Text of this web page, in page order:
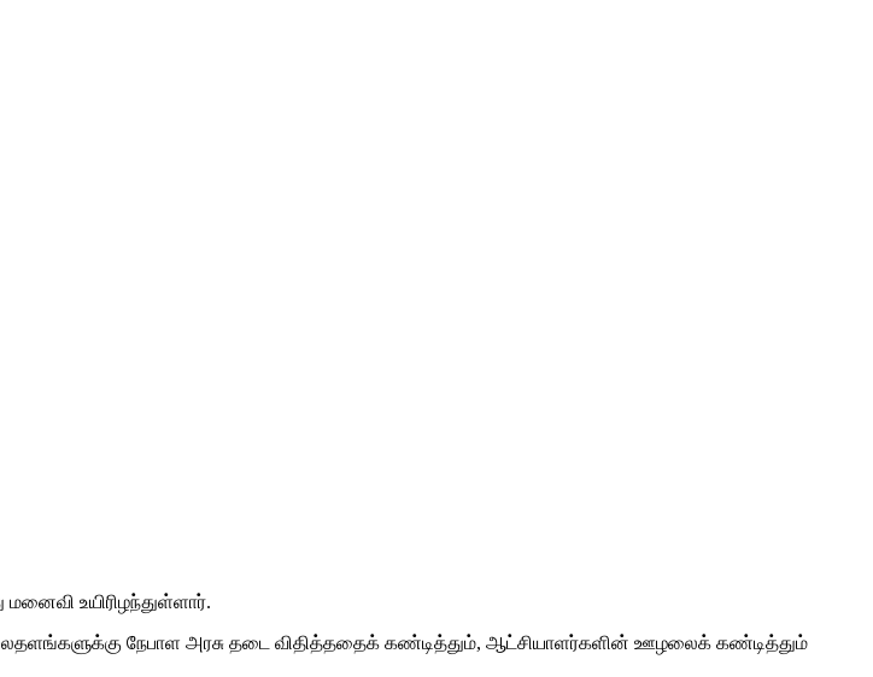
உயிரிழந்துள்ளார்.
நேபாள அரசு தடை விதித்ததைக் கண்டித்தும், ஆட்சியாளர்களின் ஊழலைக் கண்டித்தும்